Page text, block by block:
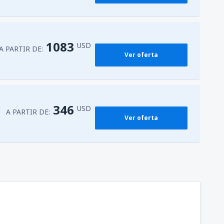
(ASU) A PARTIR DE:203USD
PARTIR DE: 1083 USD
Ver oferta
A PARTIR DE: 346 USD
Ver oferta